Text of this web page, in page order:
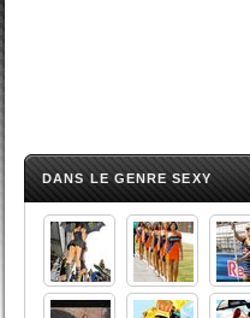
DANS LE GENRE SEXY